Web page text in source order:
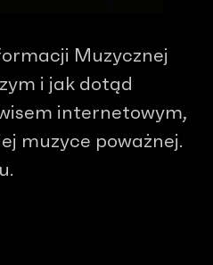
Muzycznej
i jak dotąd
internetowym,
muzyce poważnej.